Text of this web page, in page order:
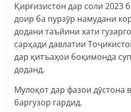
Қирғизистон дар соли 2023
доир ба пурзӯр намудани
додани таъйини хати
сарҳади давлатии
дар қитъаҳои боқимонда
доданд.
Мулоқот дар фазои дӯстона
баргузор гардид.